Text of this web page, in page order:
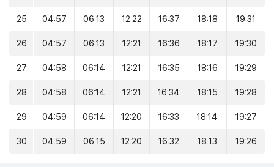
25 04:57 06:13 12:22 16:37 18:18 19:31
26 04:57 06:13 12:21 16:36 18:17 19:30
27 04:58 06:14 12:21 16:35 18:16 19:29
28 04:58 06:14 12:21 16:34 18:15 19:28
29 04:59 06:14 12:20 16:33 18:14 19:27
30 04:59 06:15 12:20 16:32 18:13 19:26